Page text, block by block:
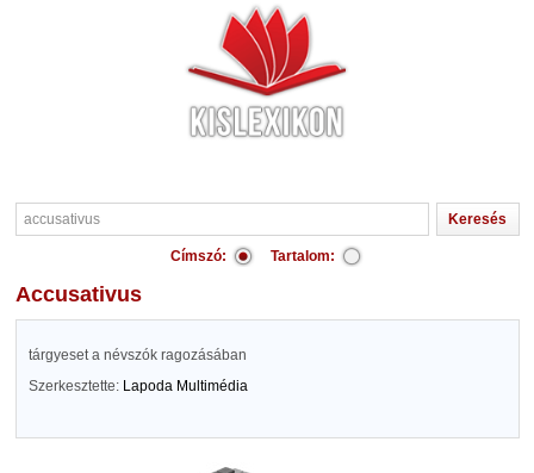
Címszó: Tartalom:
accusativus
tárgyeset a névszók ragozásában
Szerkesztette: Lapoda Multimédia